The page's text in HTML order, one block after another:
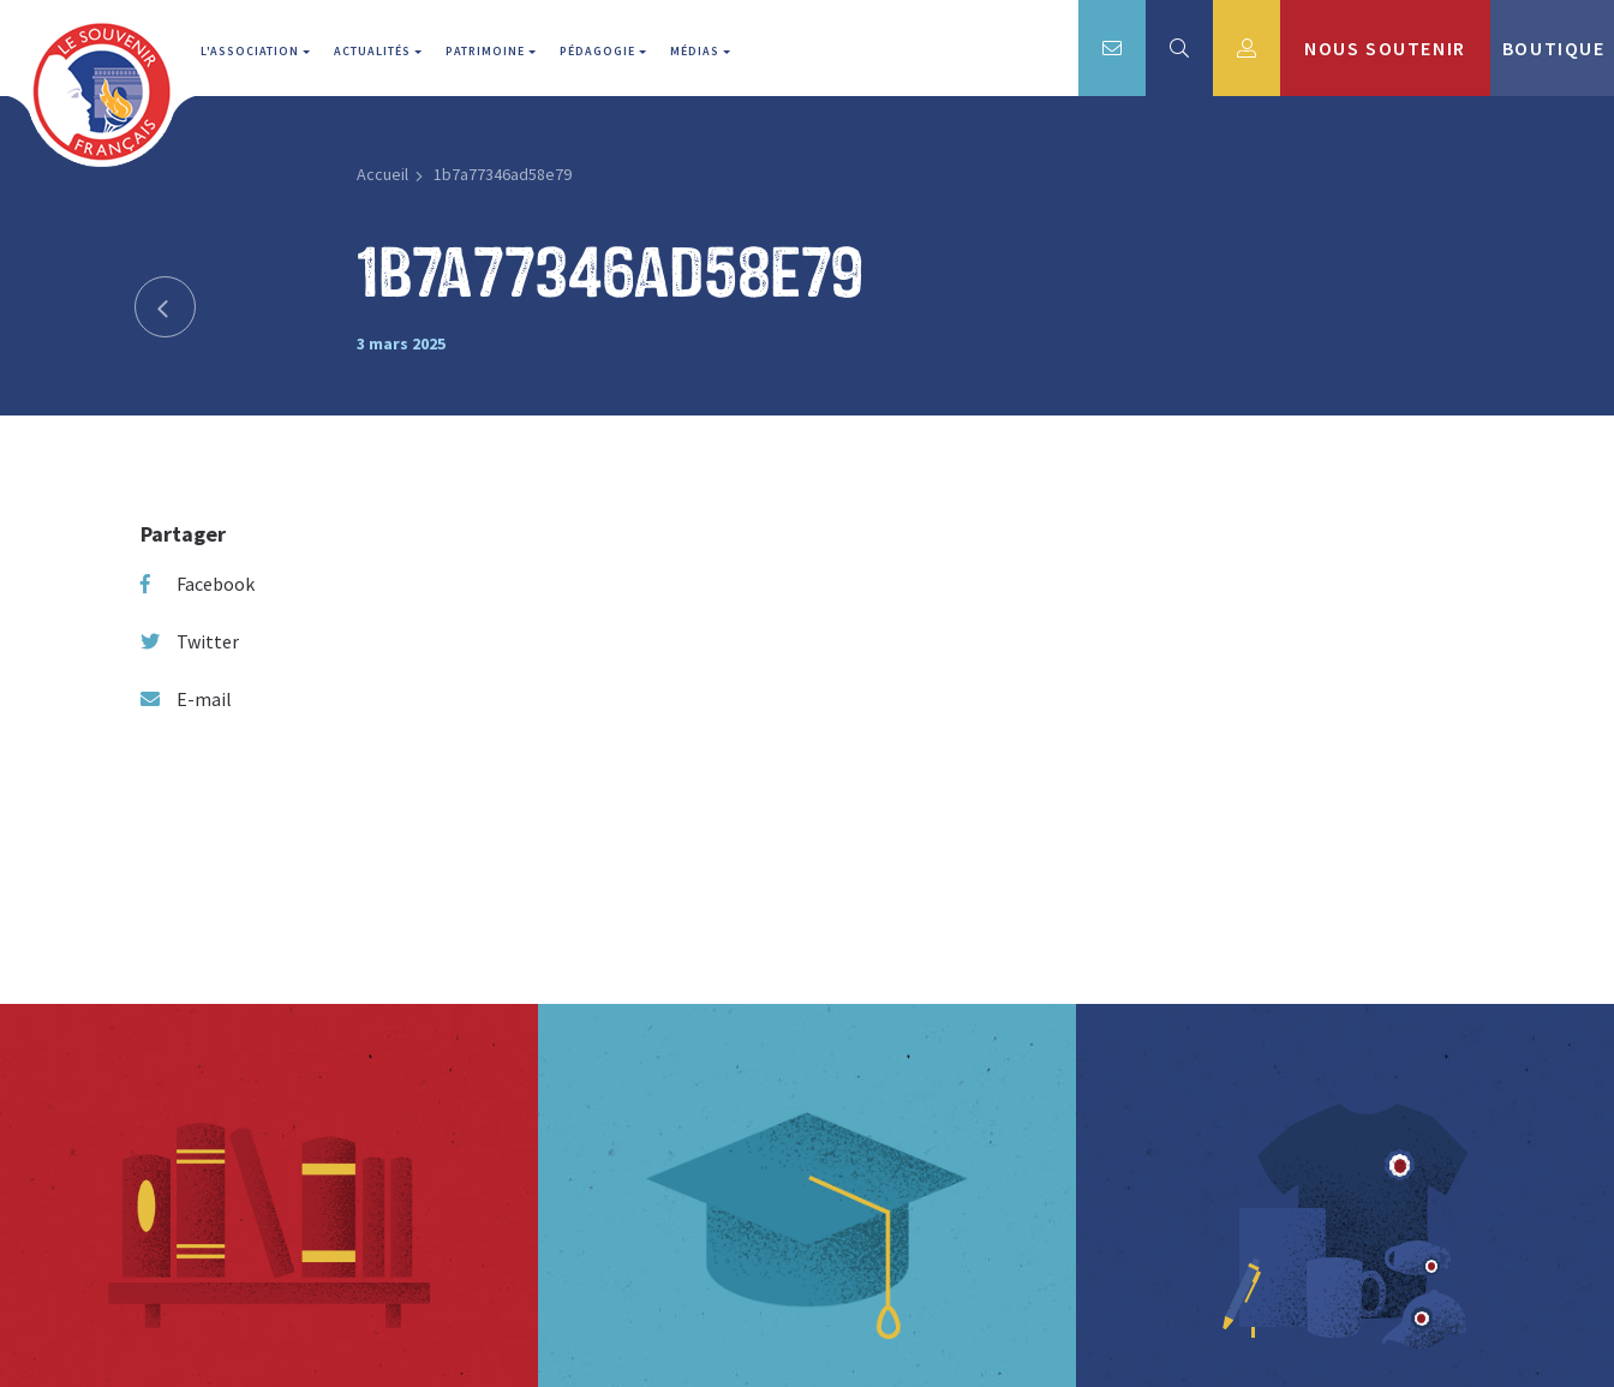
L'ASSOCIATION ACTUALITÉS PATRIMOINE PÉDAGOGIE MÉDIAS NOUS SOUTENIR BOUTIQUE
Accueil 1b7a77346ad58e79
1b7a77346ad58e79
3 mars 2025
Partager
Facebook
Twitter
E-mail